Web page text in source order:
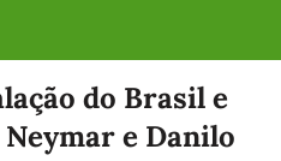
notícias do Brasil e
e Danilo